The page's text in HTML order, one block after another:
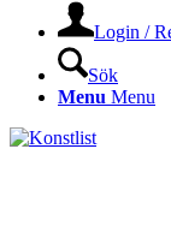
Login /
Sök
Menu Menu